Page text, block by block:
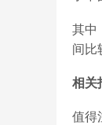
其中
间比
相关
值得